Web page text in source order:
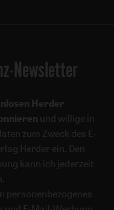
Newsletter
Herder
und willige in
zum Zweck des E-
Herder ein. Den
kann ich jederzeit
personenbezogenes